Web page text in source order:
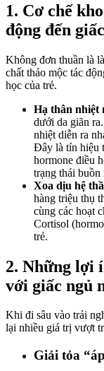
1. Cơ chế
động đến
Không đơn thuần là
chất thảo mộc tác
học của trẻ.
Hạ thân nhiệt
dưới da giãn
nhiệt diễn ra
Đây là tín hiệu
hormone điều
trạng thái buồn
Xoa dịu hệ
hàng triệu thụ
cùng các hoạt
Cortisol
trẻ.
2. Những lợi
với giấc ngủ
Khi đi sâu vào trải
lại nhiều giá trị vượt
Giải tỏa